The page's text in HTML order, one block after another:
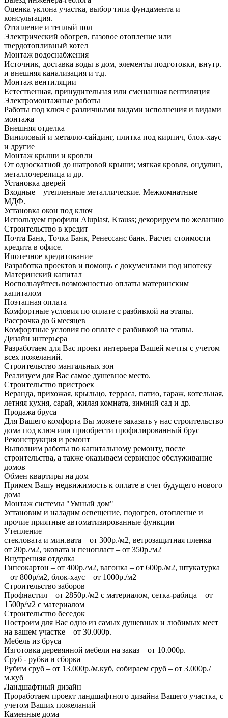
Оценка уклона участка, выбор типа фундамента и
консультация.
Отопление и теплый пол
Электрический обогрев, газовое отопление или
твердотопливный котел
Монтаж водоснабжения
Источник, доставка воды в дом, элементы подготовки, внутр.
и внешняя канализация и т.д.
Монтаж вентиляции
Естественная, принудительная или смешанная вентиляция
Электромонтажные работы
Работы под ключ с различными видами исполнения и видами
монтажа
Внешняя отделка
Виниловый и металло-сайдинг, плитка под кирпич, блок-хаус
и другие
Монтаж крыши и кровли
От односкатной до шатровой крыши; мягкая кровля, ондулин,
металлочерепица и др.
Установка дверей
Входные – утепленные металлические. Межкомнатные –
МДФ.
Установка окон под ключ
Используем профили Aluplast, Krauss; декорируем по желанию
Строительство в кредит
Почта Банк, Точка Банк, Ренессанс банк. Расчет стоимости
кредита в офисе.
Ипотечное кредитование
Разработка проектов и помощь с документами под ипотеку
Материнский капитал
Воспользуйтесь возможностью оплаты материнским
капиталом
Поэтапная оплата
Комфортные условия по оплате с разбивкой на этапы.
Рассрочка до 6 месяцев
Комфортные условия по оплате с разбивкой на этапы.
Дизайн интерьера
Разработаем для Вас проект интерьера Вашей мечты с учетом
всех пожеланий.
Строительство мангальных зон
Реализуем для Вас самое душевное место.
Строительство пристроек
Веранда, прихожая, крыльцо, терраса, патио, гараж, котельная,
летняя кухня, сарай, жилая комната, зимний сад и др.
Продажа бруса
Для Вашего комфорта Вы можете заказать у нас строительство
дома под ключ или приобрести профилированный брус
Реконструкция и ремонт
Выполним работы по капитальному ремонту, после
строительства, а также оказываем сервисное обслуживание
домов
Обмен квартиры на дом
Примем Вашу недвижимость к оплате в счет будущего нового
дома
Монтаж системы "Умный дом"
Установим и наладим освещение, подогрев, отопление и
прочие приятные автоматизированные функции
Утепление
стекловата и мин.вата – от 300р./м2, ветрозащитная пленка –
от 20р./м2, эковата и пенопласт – от 350р./м2
Внутренняя отделка
Гипсокартон – от 400р./м2, вагонка – от 600р./м2, штукатурка
– от 800р/м2, блок-хаус – от 1000р./м2
Строительство заборов
Профнастил – от 2850р./м2 с материалом, сетка-рабица – от
1500р/м2 с материалом
Строительство беседок
Построим для Вас одно из самых душевных и любимых мест
на вашем участке – от 30.000р.
Мебель из бруса
Изготовка деревянной мебели на заказ – от 10.000р.
Сруб - рубка и сборка
Рубим сруб – от 13.000р./м.куб, собираем сруб – от 3.000р./
м.куб
Ландшафтный дизайн
Проработаем проект ландшафтного дизайна Вашего участка, с
учетом Ваших пожеланий
Каменные дома